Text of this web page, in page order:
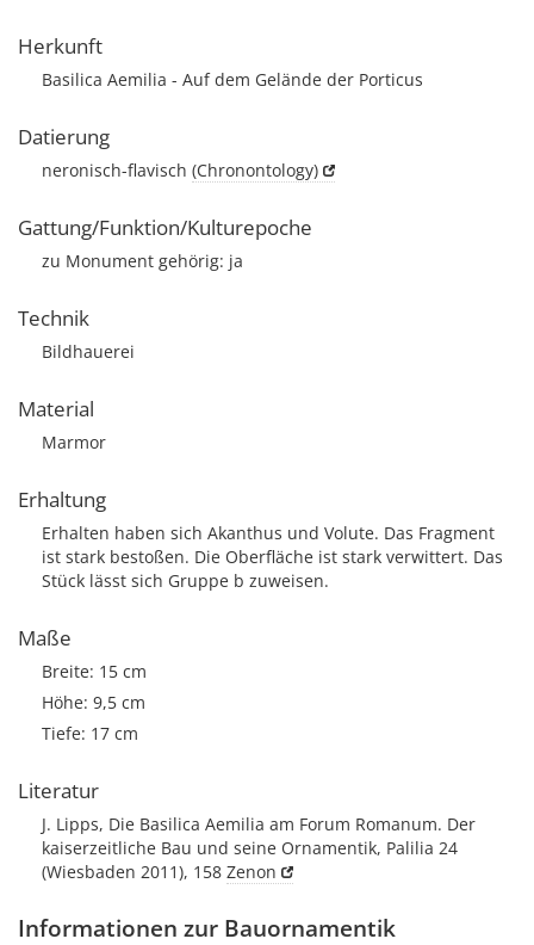
Herkunft
Basilica Aemilia - Auf dem Gelände der Porticus
Datierung
neronisch-flavisch (Chronontology)
Gattung/Funktion/Kulturepoche
zu Monument gehörig: ja
Technik
Bildhauerei
Material
Marmor
Erhaltung
Erhalten haben sich Akanthus und Volute. Das Fragment
ist stark bestoßen. Die Oberfläche ist stark verwittert. Das
Stück lässt sich Gruppe b zuweisen.
Maße
Breite: 15 cm
Höhe: 9,5 cm
Tiefe: 17 cm
Literatur
J. Lipps, Die Basilica Aemilia am Forum Romanum. Der
kaiserzeitliche Bau und seine Ornamentik, Palilia 24
(Wiesbaden 2011), 158 Zenon
Informationen zur Bauornamentik